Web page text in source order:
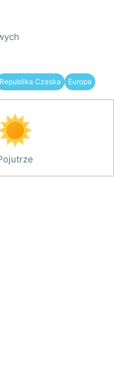
Republika Czeska Europa